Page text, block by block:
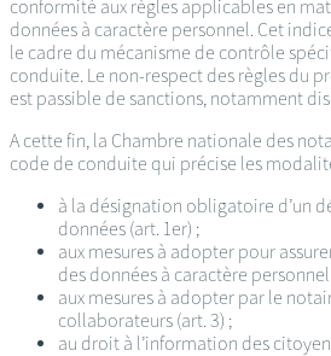
conformité aux règles applicables en
données à caractère personnel. Cet
le cadre du mécanisme de contrôle
conduite. Le non-respect des règles du
est passible de sanctions, notamment
A cette fin, la Chambre nationale des
code de conduite qui précise les
à la désignation obligatoire d’un
données (art. 1er) ;
aux mesures à adopter pour
des données à caractère personnel
aux mesures à adopter par le
collaborateurs (art. 3) ;
au droit à l’information des